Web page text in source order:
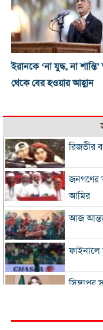
ইরানকে ‘না যুদ্ধ, না শান্তি’
থেকে বের হওয়ার আহ্বান
রিজভীর
জনগণের
আমির
আজ
ফাইনালে
সিঙ্গাপুর